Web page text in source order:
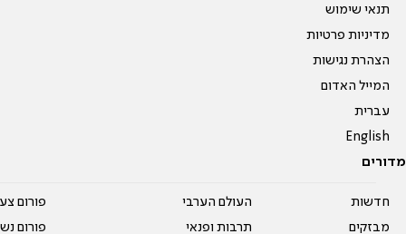
תנאי שימוש
מדיניות פרטיות
הצהרת נגישות
המייל האדום
עברית
English
מדורים
חדשות
מבזקים
העולם הערבי
תרבות ופנאי
פורום
פורום